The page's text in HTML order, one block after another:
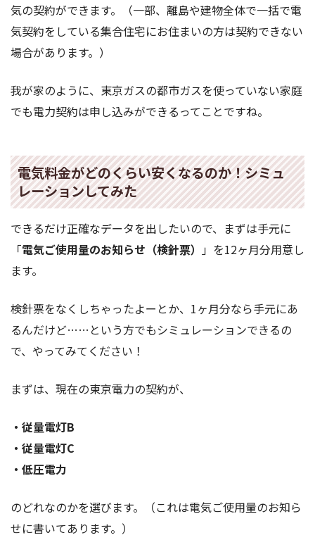
気の契約ができます。（一部、離島や建物全体で一括で電
気契約をしている集合住宅にお住まいの方は契約できない
場合があります。）
我が家のように、東京ガスの都市ガスを使っていない家庭
でも電力契約は申し込みができるってことですね。
電気料金がどのくらい安くなるのか！シミュ
レーションしてみた
できるだけ正確なデータを出したいので、まずは手元に
「電気ご使用量のお知らせ（検針票） 」を12ヶ月分用意し
ます。
検針票をなくしちゃったよーとか、1ヶ月分なら手元にあ
るんだけど……という方でもシミュレーションできるの
で、やってみてください！
まずは、現在の東京電力の契約が、
・従量電灯B
・従量電灯C
・低圧電力
のどれなのかを選びます。（これは電気ご使用量のお知ら
せに書いてあります。）